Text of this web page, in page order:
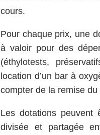
cours.
Pour chaque prix, une
à valoir pour des
(éthylotests,
location d’un bar à
compter de la remise du
Les dotations peuvent
divisée et partagée